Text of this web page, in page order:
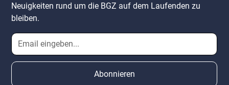
Neuigkeiten rund um die BGZ auf dem Laufenden zu
bleiben.